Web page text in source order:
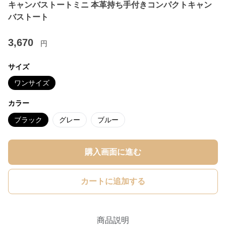
キャンバストートミニ 本革持ち手付きコンパクトキャン
バストート
3,670 円
サイズ
ワンサイズ
カラー
ブラック グレー ブルー
購入画面に進む
カートに追加する
商品説明